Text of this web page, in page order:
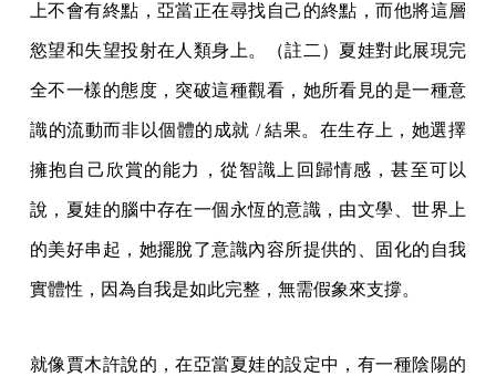
上不會有終點，亞當正在尋找自己的終點，而他將這層
慾望和失望投射在人類身上。（註二）夏娃對此展現完
全不一樣的態度，突破這種觀看，她所看見的是一種意
識的流動而非以個體的成就 / 結果。在生存上，她選擇
擁抱自己欣賞的能力，從智識上回歸情感，甚至可以
說，夏娃的腦中存在一個永恆的意識，由文學、世界上
的美好串起，她擺脫了意識內容所提供的、固化的自我
實體性，因為自我是如此完整，無需假象來支撐。
就像賈木許說的，在亞當夏娃的設定中，有一種陰陽的